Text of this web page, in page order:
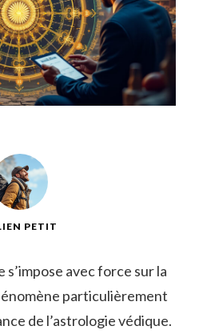
PETIT
avec force sur la
particulièrement
de l’astrologie védique.